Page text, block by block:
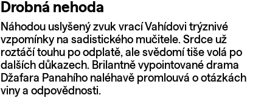
Drobná nehoda
Náhodou uslyšený zvuk vrací Vahídovi trýznivé
vzpomínky na sadistického mučitele. Srdce už
roztáčí touhu po odplatě, ale svědomí tiše volá po
dalších důkazech. Brilantně vypointované drama
Džafara Panahího naléhavě promlouvá o otázkách
viny a odpovědnosti.